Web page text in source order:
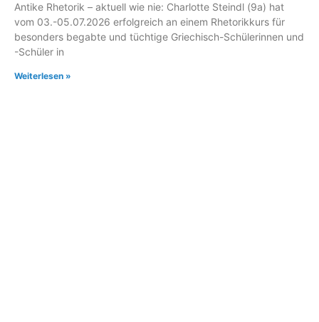
Antike Rhetorik – aktuell wie nie: Charlotte Steindl (9a) hat
vom 03.-05.07.2026 erfolgreich an einem Rhetorikkurs für
besonders begabte und tüchtige Griechisch-Schülerinnen und
-Schüler in
Weiterlesen »